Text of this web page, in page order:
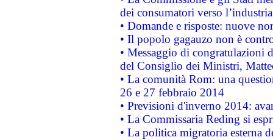
dei consumatori verso
• Domande e risposte: nuove
• Il popolo gagauzo non è
• Messaggio di congratulazioni
del Consiglio dei Ministri,
• La comunità Rom: una
26 e 27 febbraio 2014
• Previsioni d'inverno 2014:
• La Commissaria Reding si
• La politica migratoria esterna